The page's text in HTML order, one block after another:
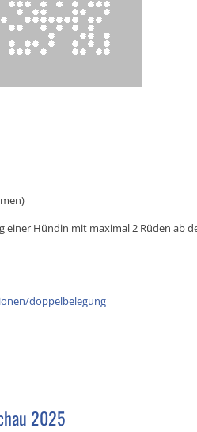
einer Hündin mit maximal 2 Rüden ab
doppelbelegung
2025